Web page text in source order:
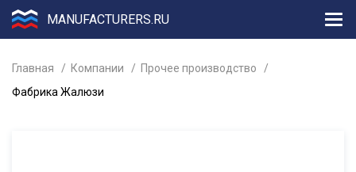
MANUFACTURERS.RU
Главная Компании
Прочее производство
Фабрика Жалюзи